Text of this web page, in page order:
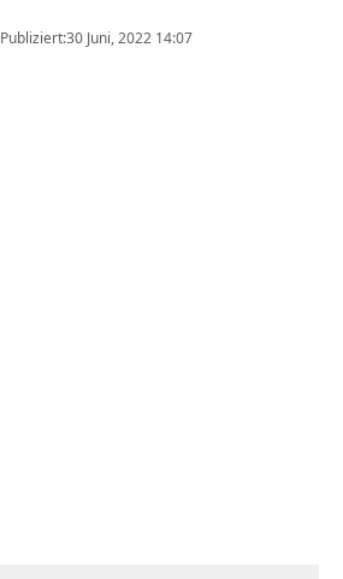
Publiziert:30 Juni, 2022 14:07